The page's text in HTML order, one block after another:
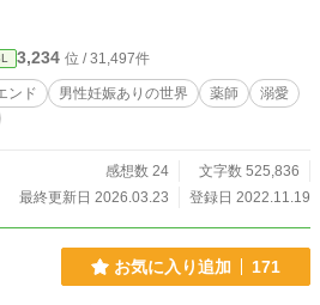
人と、1匹の猫（？）と、のんびりまったり、
暮らしていく話です。 ※現在連載中の、
された二世俳優、うっかり本性晒しましたが
溺愛されています」に登場する旭さんが主役
娠あり。 ※題名 ＊～＊＊＊はR18指定です。
Adob​​e Fireflyを使用した生成AIです。著作権
3,234 位 / 31,497件
ンド 男性妊娠ありの世界 薬師
溺愛
感想数 24
文字数 525,836
最終更新日 2026.03.23
登録日 2022.11.19
お気に入り追加 171